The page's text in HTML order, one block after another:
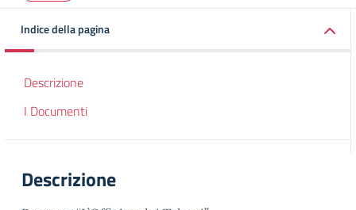
Indice della pagina
Descrizione
I Documenti
Descrizione